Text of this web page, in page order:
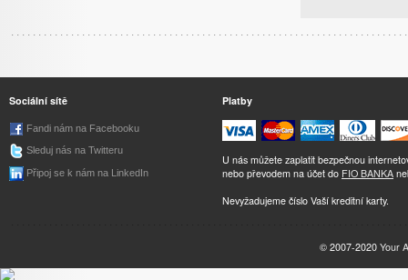
Sociální sítě
Fandi nám na Facebooku
Sleduj nás na Twitteru
Připoj se k nám na LinkedIn
Platby
U nás můžete zaplatit bezpečnou
nebo převodem na účet do FIO BANKA
Nevyžadujeme číslo Vaší kreditní karty.
© 2007-2020 Your